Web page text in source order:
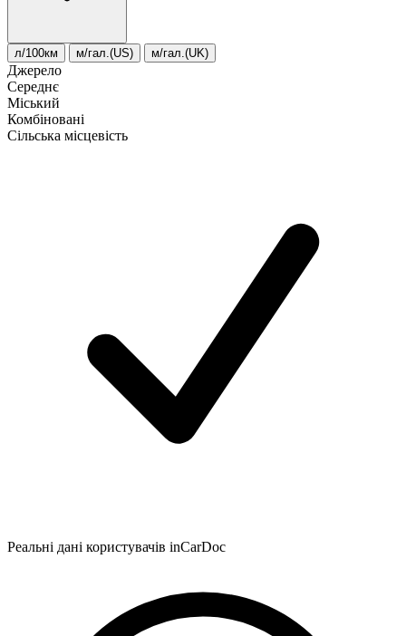
л/100км м/гал.(US) м/гал.(UK)
Джерело
Середнє
Міський
Комбіновані
Сільська місцевість
Реальні дані користувачів inCarDoc